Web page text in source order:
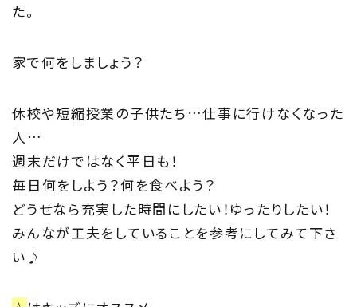
About
住まい夢ネットとは
Concept
ウッド・コミュ二ケーション
Philosophy
た。
家で何をしましょう？
休校や短縮授業の子供たち…仕事に行けなくなった
人…
週末だけではなく平日も！
毎日何をしよう？何を食べよう？
どうせなら充実した時間にしたい！ゆったりしたい！
みんなが工夫をしていることを参考にしてみて下さ
い♪